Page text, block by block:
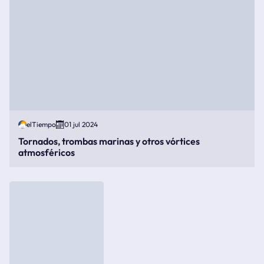
elTiempo 01 jul 2024
Tornados, trombas marinas y otros vórtices
atmosféricos